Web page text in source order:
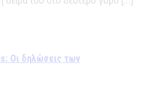
Οι δηλώσεις των